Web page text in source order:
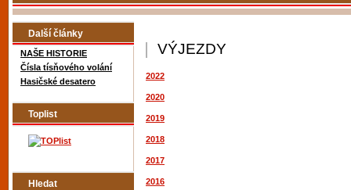
Další články
NAŠE HISTORIE
Čísla tísňového volání
Hasičské desatero
Toplist
Hledat
VÝJEZDY
2022
2020
2019
2018
2017
2016